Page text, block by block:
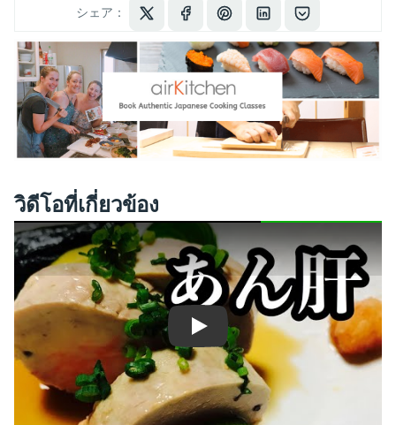
シェア：
วิดีโอที่เกี่ยวข้อง
Play